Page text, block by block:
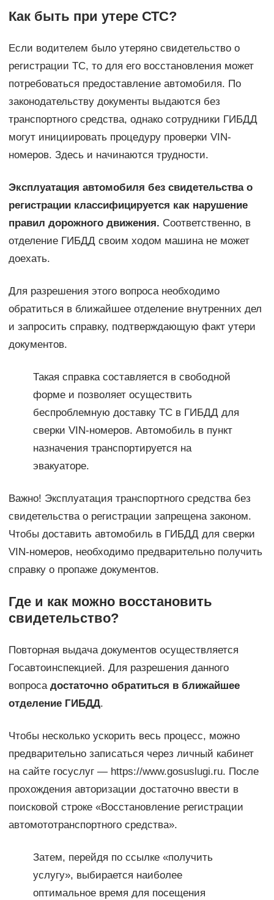
Как быть при утере СТС?
Если водителем было утеряно свидетельство о
регистрации ТС, то для его восстановления может
потребоваться предоставление автомобиля. По
законодательству документы выдаются без
транспортного средства, однако сотрудники ГИБДД
могут инициировать процедуру проверки VIN-
номеров. Здесь и начинаются трудности.
Эксплуатация автомобиля без свидетельства о
регистрации классифицируется как нарушение
правил дорожного движения. Соответственно, в
отделение ГИБДД своим ходом машина не может
доехать.
Для разрешения этого вопроса необходимо
обратиться в ближайшее отделение внутренних дел
и запросить справку, подтверждающую факт утери
документов.
Такая справка составляется в свободной
форме и позволяет осуществить
беспроблемную доставку ТС в ГИБДД для
сверки VIN-номеров. Автомобиль в пункт
назначения транспортируется на
эвакуаторе.
Важно! Эксплуатация транспортного средства без
свидетельства о регистрации запрещена законом.
Чтобы доставить автомобиль в ГИБДД для сверки
VIN-номеров, необходимо предварительно получить
справку о пропаже документов.
Где и как можно восстановить
свидетельство?
Повторная выдача документов осуществляется
Госавтоинспекцией. Для разрешения данного
вопроса достаточно обратиться в ближайшее
отделение ГИБДД.
Чтобы несколько ускорить весь процесс, можно
предварительно записаться через личный кабинет
на сайте госуслуг — https://www.gosuslugi.ru. После
прохождения авторизации достаточно ввести в
поисковой строке «Восстановление регистрации
автомототранспортного средства».
Затем, перейдя по ссылке «получить
услугу», выбирается наиболее
оптимальное время для посещения